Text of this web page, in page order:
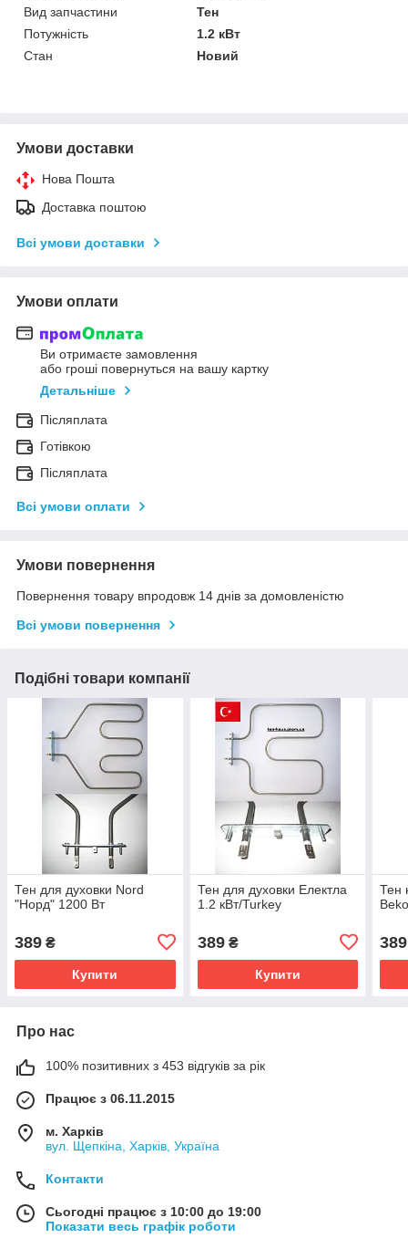
Вид запчастини
Тен
Потужність
1.2 кВт
Стан
Новий
Умови доставки
Нова Пошта
Доставка поштою
Всі умови доставки
Умови оплати
Ви отримаєте замовлення
або гроші повернуться на вашу картку
Детальніше
Післяплата
Готівкою
Післяплата
Всі умови оплати
Умови повернення
Повернення товару впродовж 14 днів за домовленістю
Всі умови повернення
Подібні товари компанії
Тен для духовки Nord
"Норд" 1200 Вт
389 ₴
Купити
Тен для духовки Електла
1.2 кВт/Turkey
389₴
Купити
Тен
389
Про нас
100% позитивних з 453 відгуків за рік
Працює з 06.11.2015
м. Харків
вул. Щепкіна, Харків, Україна
Контакти
Сьогодні працює з 10:00 до 19:00
Показати весь графік роботи